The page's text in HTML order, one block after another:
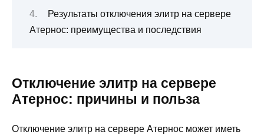
Результаты отключения элитр на сервере
Атернос: преимущества и последствия
Отключение элитр на сервере
Атернос: причины и польза
Отключение элитр на сервере Атернос может иметь